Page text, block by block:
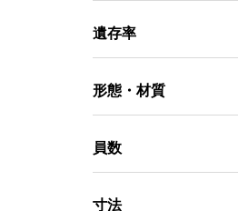
遺存率
形態・材質
員数
寸法